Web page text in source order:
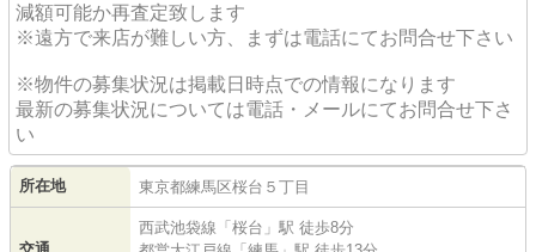
減額可能か再査定致します
※遠方で来店が難しい方、まずは電話にてお問合せ下さい
※物件の募集状況は掲載日時点での情報になります
最新の募集状況については電話・メールにてお問合せ下さ
い
所在地 東京都練馬区桜台 ５丁目
西武池袋線 「 桜台 」駅 徒歩8分